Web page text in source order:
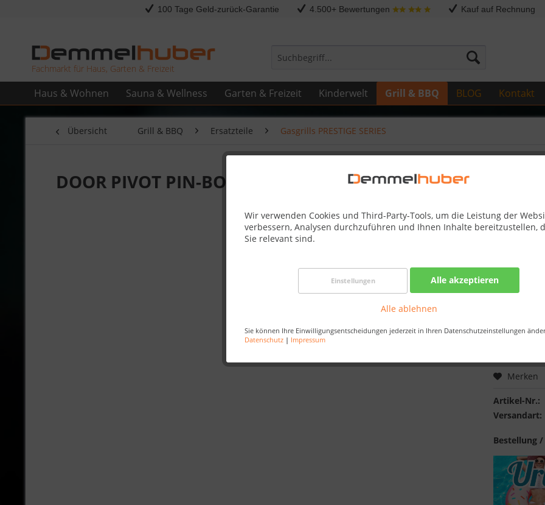
100 Tage Geld-zurück-Garantie 4.500+ Bewertungen Kauf auf Rechnung
Fachmarkt für Haus, Garten & Freizeit
Haus & Wohnen Sauna & Wellness Garten & Freizeit Kinderwelt Grill & BBQ BLOG Kontakt
Wir verwenden Cookies und Third-Party-Tools, um die Leistung der
verbessern, Analysen durchzuführen und Ihnen Inhalte bereitzustellen,
Sie relevant sind.
Einstellungen Alle akzeptieren
Alle ablehnen
Sie können Ihre Einwilligungsentscheidungen jederzeit in Ihren Datenschutzeinstellungen
Datenschutz | Impressum
Übersicht Grill & BBQ Ersatzteile Gasgrills PRESTIGE SERIES
DOOR PIVOT PIN-BOTTOM LE LEX OD-KSM-100 P500
1,00 €
Best-Preis-
Merken
Artikel-Nr.:
Versandart:
Bestellung